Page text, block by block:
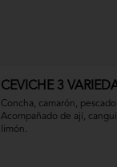
CEVICHE 3
Concha, camarón, pescado.
Acompañado de ají,
limón.